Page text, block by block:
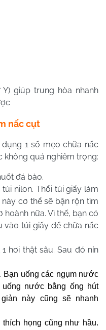
giúp trung hòa nhanh
nấc cụt
1 số mẹo chữa nấc
không quá nghiêm trọng:
đá bào.
nilon. Thổi túi giấy làm
cơ thể sẽ bận rộn tìm
hoành nữa. Vì thế, bạn có
vào túi giấy để chữa nấc
hơi thật sâu. Sau đó nín
Bạn uống các ngụm nước
nước bằng ống hút
này cũng sẽ nhanh
họng cũng như hầu.